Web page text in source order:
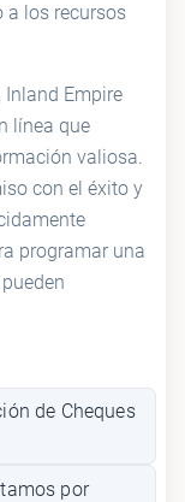
a los recursos
Empire
línea que
valiosa.
con el éxito y
programar una
de Cheques
por